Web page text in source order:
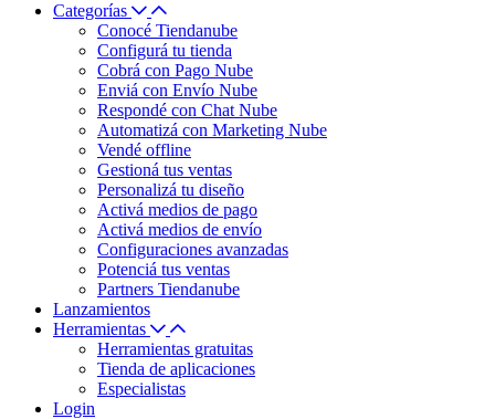
Categorías
Conocé Tiendanube
Configurá tu tienda
Cobrá con Pago Nube
Enviá con Envío Nube
Respondé con Chat Nube
Automatizá con Marketing Nube
Vendé offline
Gestioná tus ventas
Personalizá tu diseño
Activá medios de pago
Activá medios de envío
Configuraciones avanzadas
Potenciá tus ventas
Partners Tiendanube
Lanzamientos
Herramientas
Herramientas gratuitas
Tienda de aplicaciones
Especialistas
Login